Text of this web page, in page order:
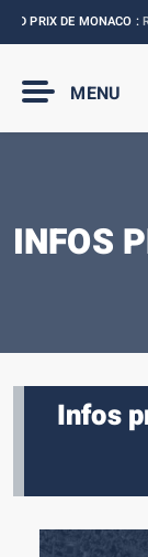
PRIX DE MONACO :
MENU
INFOS
Infos